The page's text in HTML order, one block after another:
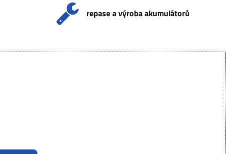
repase a výroba akumulátorů